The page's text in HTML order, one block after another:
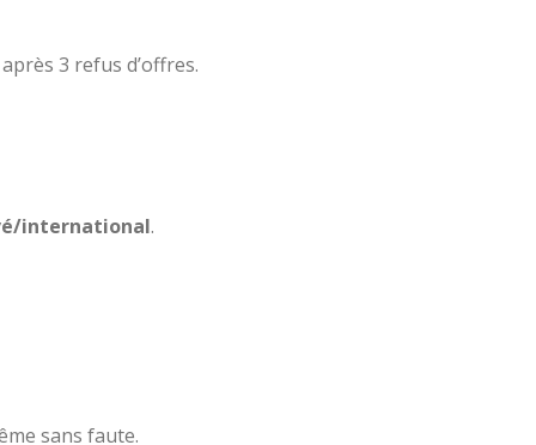
3 refus d’offres.
international.
sans faute.